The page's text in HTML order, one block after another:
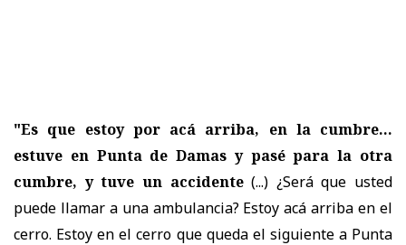
"Es que estoy por acá arriba, en la cumbre...
estuve en Punta de Damas y pasé para la otra
cumbre, y tuve un accidente(...) ¿Será que usted
puede llamar a una ambulancia? Estoy acá arriba en el
cerro. Estoy en el cerro que queda el siguiente a Punta